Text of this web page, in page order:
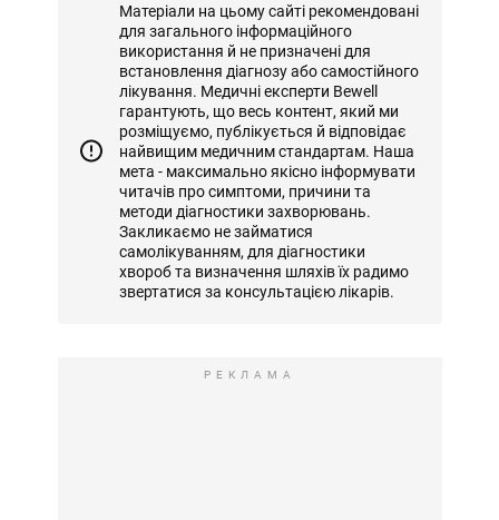
Матеріали на цьому сайті рекомендовані
для загального інформаційного
використання й не призначені для
встановлення діагнозу або самостійного
лікування. Медичні експерти Bewell
гарантують, що весь контент, який ми
розміщуємо, публікується й відповідає
найвищим медичним стандартам. Наша
мета - максимально якісно інформувати
читачів про симптоми, причини та
методи діагностики захворювань.
Закликаємо не займатися
самолікуванням, для діагностики
хвороб та визначення шляхів їх радимо
звертатися за консультацією лікарів.
РЕКЛАМА